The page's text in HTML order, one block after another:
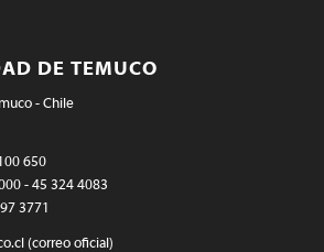
DE TEMUCO
- Chile
650
- 45 324 4083
3771
(correo oficial)